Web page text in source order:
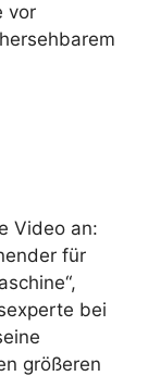
vor
Video an:
für
bei
größeren